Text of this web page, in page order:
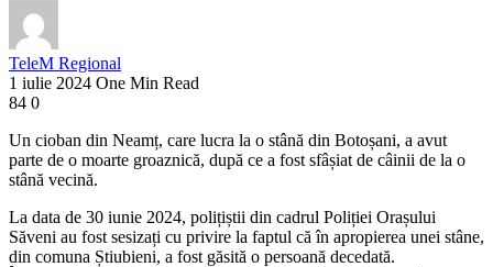
TeleM Regional
1 iulie 2024 One Min Read
84 0
Un cioban din Neamț, care lucra la o stână din Botoșani, a avut
parte de o moarte groaznică, după ce a fost sfâșiat de câinii de la o
stână vecină.
La data de 30 iunie 2024, polițiștii din cadrul Poliției Orașului
Săveni au fost sesizați cu privire la faptul că în apropierea unei stâne,
din comuna Știubieni, a fost găsită o persoană decedată.